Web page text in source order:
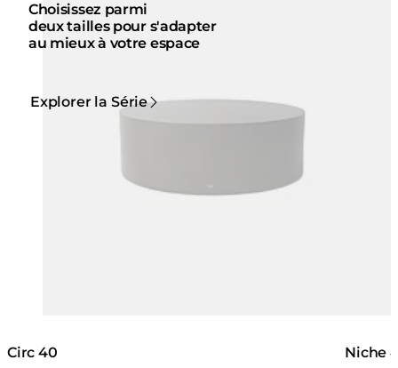
Choisissez parmi
deux tailles pour s'adapter
au mieux à votre espace
Explorer la Série
Circ 40 Niche